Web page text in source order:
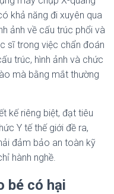
khả năng đi xuyên qua
ảnh về cấu trúc phổi và
sĩ trong việc chẩn đoán
trúc, hình ảnh và chức
mà bằng mắt thường
kế riêng biệt, đạt tiêu
Y tế thế giới đề ra,
đảm bảo an toàn kỹ
hành nghề.
bé có hại